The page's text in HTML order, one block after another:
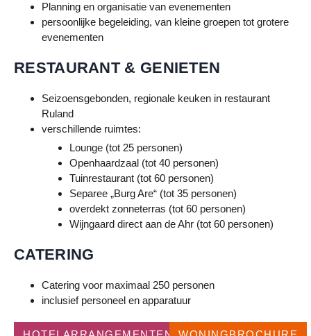
Planning en organisatie van evenementen
persoonlijke begeleiding, van kleine groepen tot grotere
evenementen
RESTAURANT & GENIETEN
Seizoensgebonden, regionale keuken in restaurant
Ruland
verschillende ruimtes:
Lounge (tot 25 personen)
Openhaardzaal (tot 40 personen)
Tuinrestaurant (tot 60 personen)
Separee „Burg Are“ (tot 35 personen)
overdekt zonneterras (tot 60 personen)
Wijngaard direct aan de Ahr (tot 60 personen)
CATERING
Catering voor maximaal 250 personen
inclusief personeel en apparatuur